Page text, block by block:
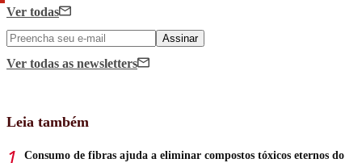
Ver todas
Assinar
Ver todas as newsletters
Leia também
Consumo de fibras ajuda a eliminar compostos tóxicos eternos do